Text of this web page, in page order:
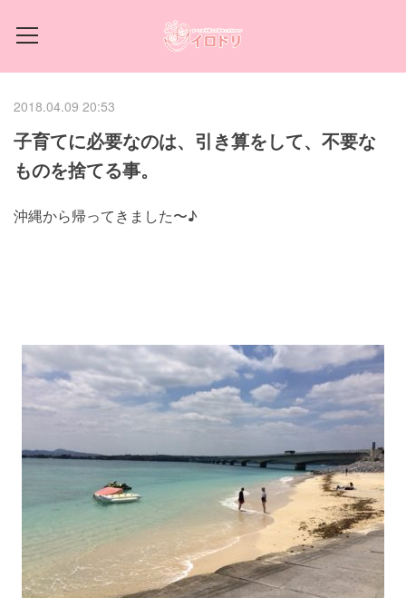
2018.04.09 20:53
子育てに必要なのは、引き算をして、不要な
ものを捨てる事。
沖縄から帰ってきました〜♪